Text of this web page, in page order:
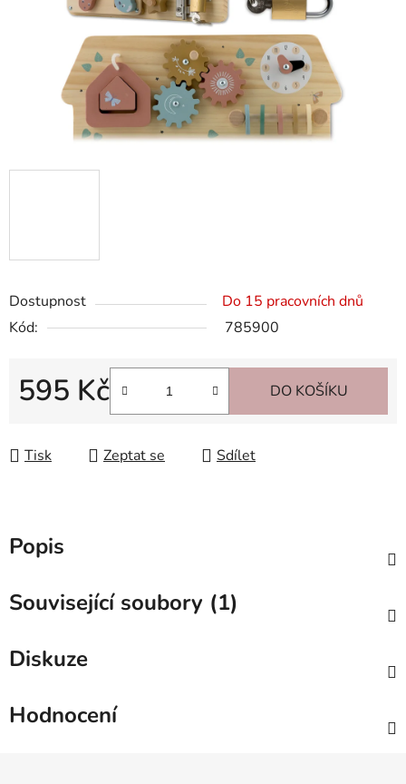
Dostupnost
Do 15 pracovních dnů
Kód:
785900
595 Kč DO KOŠÍKU
Tisk Zeptat se Sdílet
Popis
Související soubory (1)
Diskuze
Hodnocení